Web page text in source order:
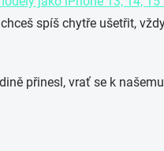
spíš chytře ušetřit,
přinesl, vrať se k